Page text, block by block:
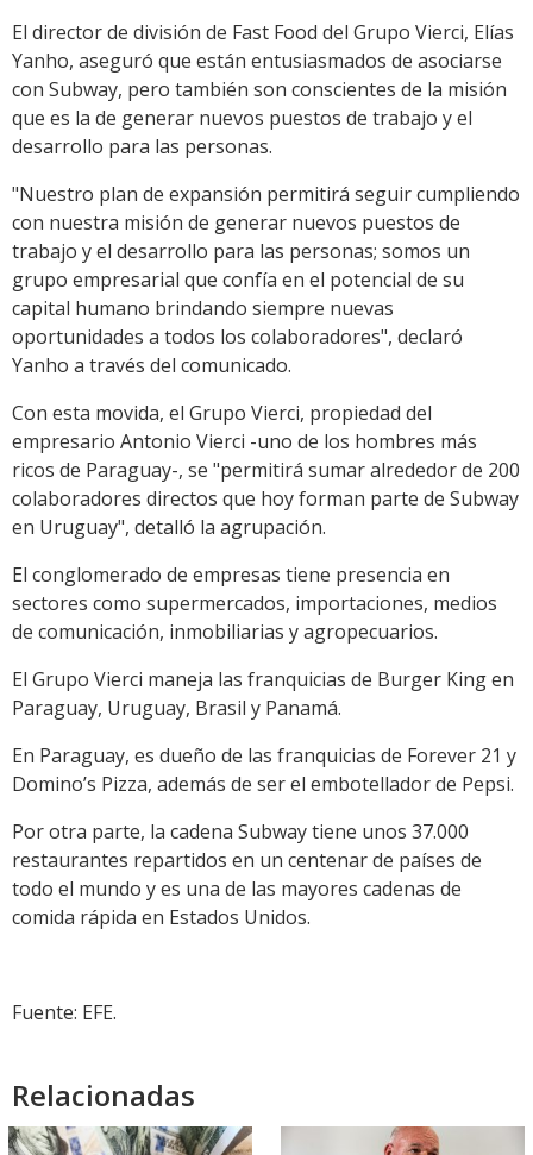
El director de división de Fast Food del Grupo Vierci, Elías
Yanho, aseguró que están entusiasmados de asociarse
con Subway, pero también son conscientes de la misión
que es la de generar nuevos puestos de trabajo y el
desarrollo para las personas.
"Nuestro plan de expansión permitirá seguir cumpliendo
con nuestra misión de generar nuevos puestos de
trabajo y el desarrollo para las personas; somos un
grupo empresarial que confía en el potencial de su
capital humano brindando siempre nuevas
oportunidades a todos los colaboradores", declaró
Yanho a través del comunicado.
Con esta movida, el Grupo Vierci, propiedad del
empresario Antonio Vierci -uno de los hombres más
ricos de Paraguay-, se "permitirá sumar alrededor de 200
colaboradores directos que hoy forman parte de Subway
en Uruguay", detalló la agrupación.
El conglomerado de empresas tiene presencia en
sectores como supermercados, importaciones, medios
de comunicación, inmobiliarias y agropecuarios.
El Grupo Vierci maneja las franquicias de Burger King en
Paraguay, Uruguay, Brasil y Panamá.
En Paraguay, es dueño de las franquicias de Forever 21 y
Domino’s Pizza, además de ser el embotellador de Pepsi.
Por otra parte, la cadena Subway tiene unos 37.000
restaurantes repartidos en un centenar de países de
todo el mundo y es una de las mayores cadenas de
comida rápida en Estados Unidos.
Fuente: EFE.
Relacionadas